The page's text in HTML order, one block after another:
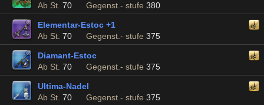
Ab St. 70 Gegenst.- stufe 380
Elementar-Estoc +1
Ab St. 70 Gegenst.- stufe 375
Diamant-Estoc
Ab St. 70 Gegenst.- stufe 375
Ultima-Nadel
Ab St. 70 Gegenst.- stufe 375